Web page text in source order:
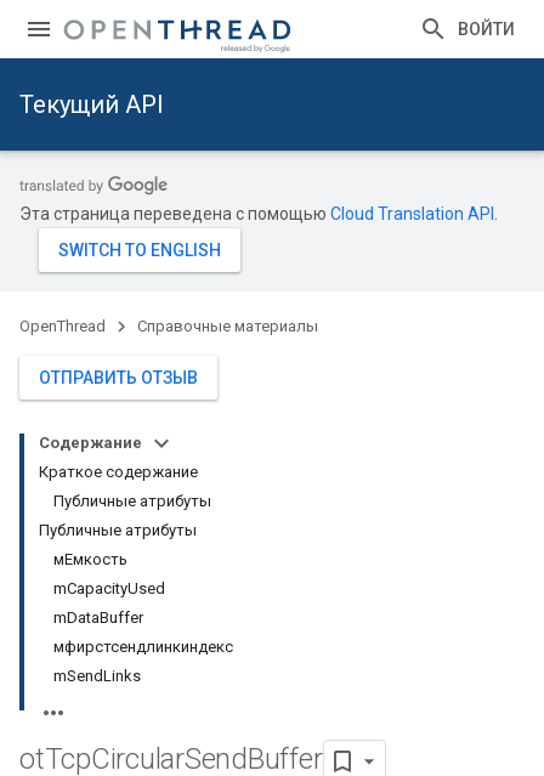
ВОЙТИ
Текущий API
Эта страница переведена с помощью Cloud Translation API
OpenThread Справочные материалы
ОТПРАВИТЬ ОТЗЫВ
Содержание
Краткое содержание
Публичные атрибуты
Публичные атрибуты
мЕмкость
mCapacityUsed
mDataBuffer
мфирстсендлинкиндекс
mSendLinks
otTcpCircularSendBuffer